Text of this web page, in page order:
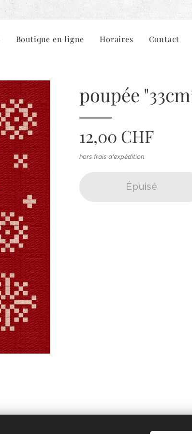
Boutique en ligne Horaires Contact
poupée
12,00 CHF
hors frais d'expédition
Épuisé